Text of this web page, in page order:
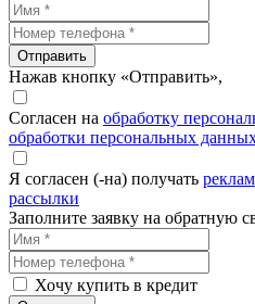
Отправить
Нажав кнопку «Отправить»,
Согласен на обработку
обработки персональных
Я согласен (-на) получать
рассылки
Заполните заявку на обратную
Хочу купить в кредит